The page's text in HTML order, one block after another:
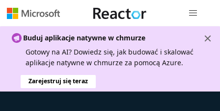
Buduj aplikacje natywne w chmurze
Gotowy na AI? Dowiedz się, jak budować i skalować
aplikacje natywne w chmurze za pomocą Azure.
Zarejestruj się teraz